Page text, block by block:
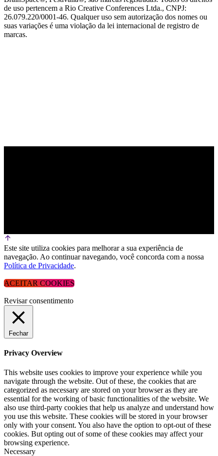
de uso pertencem a Rio Creative Conferences Ltda., CNPJ:
26.079.220/0001-46. Qualquer uso sem autorização dos nomes ou
suas variações é uma violação da lei internacional de registro de
marcas.
Este site utiliza cookies para melhorar a sua experiência de
navegação. Ao continuar navegando, você concorda com a nossa
Política de Privacidade.
ACEITAR COOKIES
Revisar consentimento
Fechar
Privacy Overview
This website uses cookies to improve your experience while you
navigate through the website. Out of these, the cookies that are
categorized as necessary are stored on your browser as they are
essential for the working of basic functionalities of the website. We
also use third-party cookies that help us analyze and understand how
you use this website. These cookies will be stored in your browser
only with your consent. You also have the option to opt-out of these
cookies. But opting out of some of these cookies may affect your
browsing experience.
Necessary